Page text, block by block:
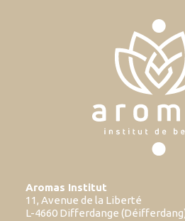
Aromas Institut
11, Avenue de la Liberté
L-4660 Differdange